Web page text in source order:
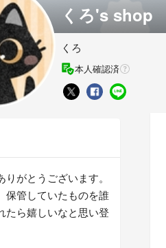
くろ's shop
くろ
本人確認済
りがとうございます。
保管していたものを誰
たら嬉しいなと思い登